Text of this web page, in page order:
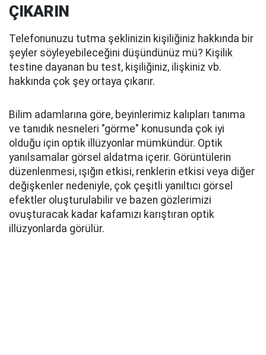
ÇIKARIN
Telefonunuzu tutma şeklinizin kişiliğiniz hakkında bir
şeyler söyleyebileceğini düşündünüz mü? Kişilik
testine dayanan bu test, kişiliğiniz, ilişkiniz vb.
hakkında çok şey ortaya çıkarır.
Bilim adamlarına göre, beyinlerimiz kalıpları tanıma
ve tanıdık nesneleri "görme" konusunda çok iyi
olduğu için optik illüzyonlar mümkündür. Optik
yanılsamalar görsel aldatma içerir. Görüntülerin
düzenlenmesi, ışığın etkisi, renklerin etkisi veya diğer
değişkenler nedeniyle, çok çeşitli yanıltıcı görsel
efektler oluşturulabilir ve bazen gözlerimizi
ovuşturacak kadar kafamızı karıştıran optik
illüzyonlarda görülür.